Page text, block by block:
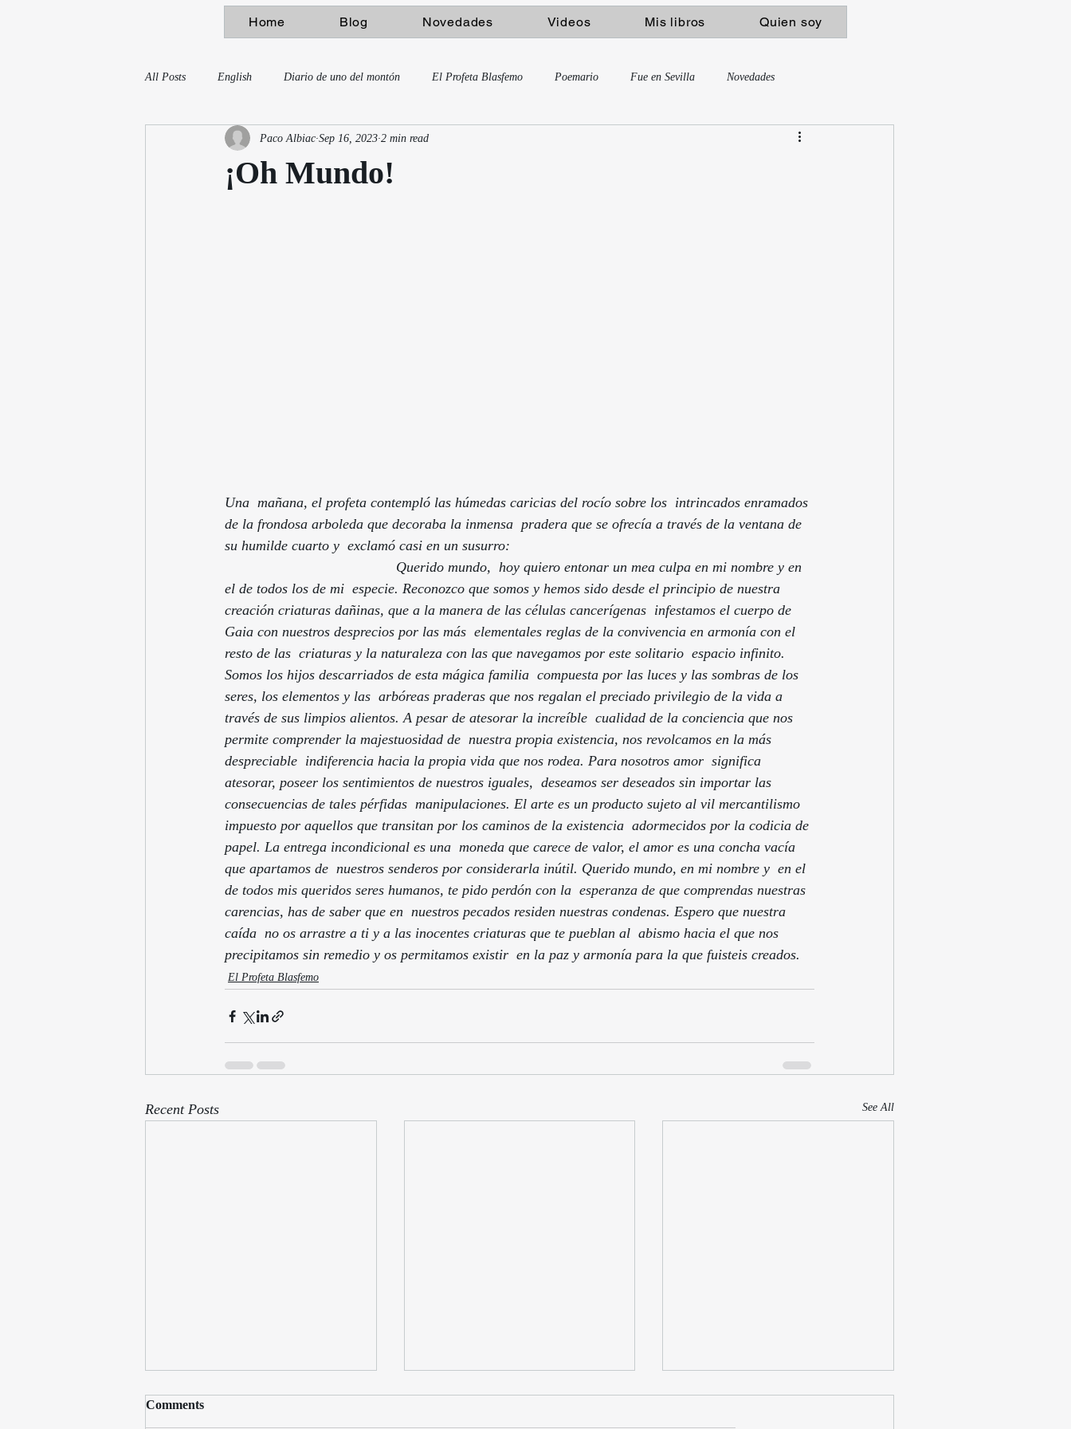
Home Blog Novedades Videos Mis libros Quien soy
All Posts English Diario de uno del montón El Profeta Blasfemo Poemario Fue en Sevilla Novedades
¡Oh Mundo!
Paco Albiac Sep 16, 2023 2 min read
Una  mañana, el profeta contempló las húmedas caricias del rocío sobre los  intrincados enramados
de la frondosa arboleda que decoraba la inmensa  pradera que se ofrecía a través de la ventana de
su humilde cuarto y  exclamó casi en un susurro:
                                           Querido mundo,  hoy quiero entonar un mea culpa en mi nombre y en
el de todos los de mi  especie. Reconozco que somos y hemos sido desde el principio de nuestra
creación criaturas dañinas, que a la manera de las células cancerígenas  infestamos el cuerpo de
Gaia con nuestros desprecios por las más  elementales reglas de la convivencia en armonía con el
resto de las  criaturas y la naturaleza con las que navegamos por este solitario  espacio infinito.
Somos los hijos descarriados de esta mágica familia  compuesta por las luces y las sombras de los
seres, los elementos y las  arbóreas praderas que nos regalan el preciado privilegio de la vida a
través de sus limpios alientos. A pesar de atesorar la increíble  cualidad de la conciencia que nos
permite comprender la majestuosidad de  nuestra propia existencia, nos revolcamos en la más
despreciable  indiferencia hacia la propia vida que nos rodea. Para nosotros amor  significa
atesorar, poseer los sentimientos de nuestros iguales,  deseamos ser deseados sin importar las
consecuencias de tales pérfidas  manipulaciones. El arte es un producto sujeto al vil mercantilismo
impuesto por aquellos que transitan por los caminos de la existencia  adormecidos por la codicia de
papel. La entrega incondicional es una  moneda que carece de valor, el amor es una concha vacía
que apartamos de  nuestros senderos por considerarla inútil. Querido mundo, en mi nombre y  en el
de todos mis queridos seres humanos, te pido perdón con la  esperanza de que comprendas nuestras
carencias, has de saber que en  nuestros pecados residen nuestras condenas. Espero que nuestra
caída  no os arrastre a ti y a las inocentes criaturas que te pueblan al  abismo hacia el que nos
precipitamos sin remedio y os permitamos existir  en la paz y armonía para la que fuisteis creados.
El Profeta Blasfemo
Recent Posts See All
Comments